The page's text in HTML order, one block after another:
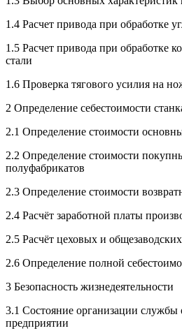
1.4 Расчет привода при обработке
1.5 Расчет привода при обработке
стали
1.6 Проверка тягового
2 Определение
2.1 Определение стоимости
2.2 Определение стоимости
полуфабрикатов
2.3 Определение стоимости
2.4 Расчёт заработной платы
2.5 Расчёт цеховых и
2.6 Определение полной
3 Безопасность
3.1 Состояние организации службы
предприятии